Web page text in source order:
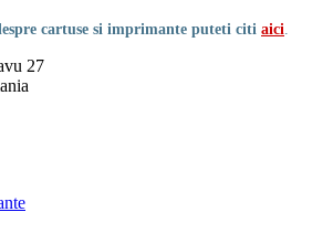
cartuse si imprimante puteti citi aici.
27